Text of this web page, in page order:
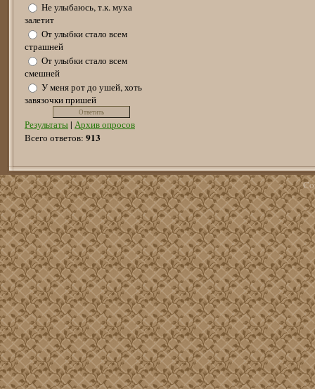
Не улыбаюсь, т.к. муха
залетит
От улыбки стало всем
страшней
От улыбки стало всем
смешней
У меня рот до ушей, хоть
завязочки пришей
Результаты | Архив опросов
Всего ответов: 913